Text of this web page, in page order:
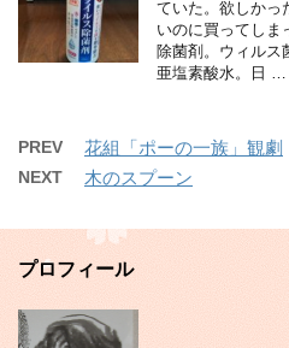
ていた。欲しかっ
いのに買ってしま
除菌剤。ウィルス
亜塩素酸水。日 …
PREV 花組「ポーの一族」観劇
NEXT 木のスプーン
プロフィール